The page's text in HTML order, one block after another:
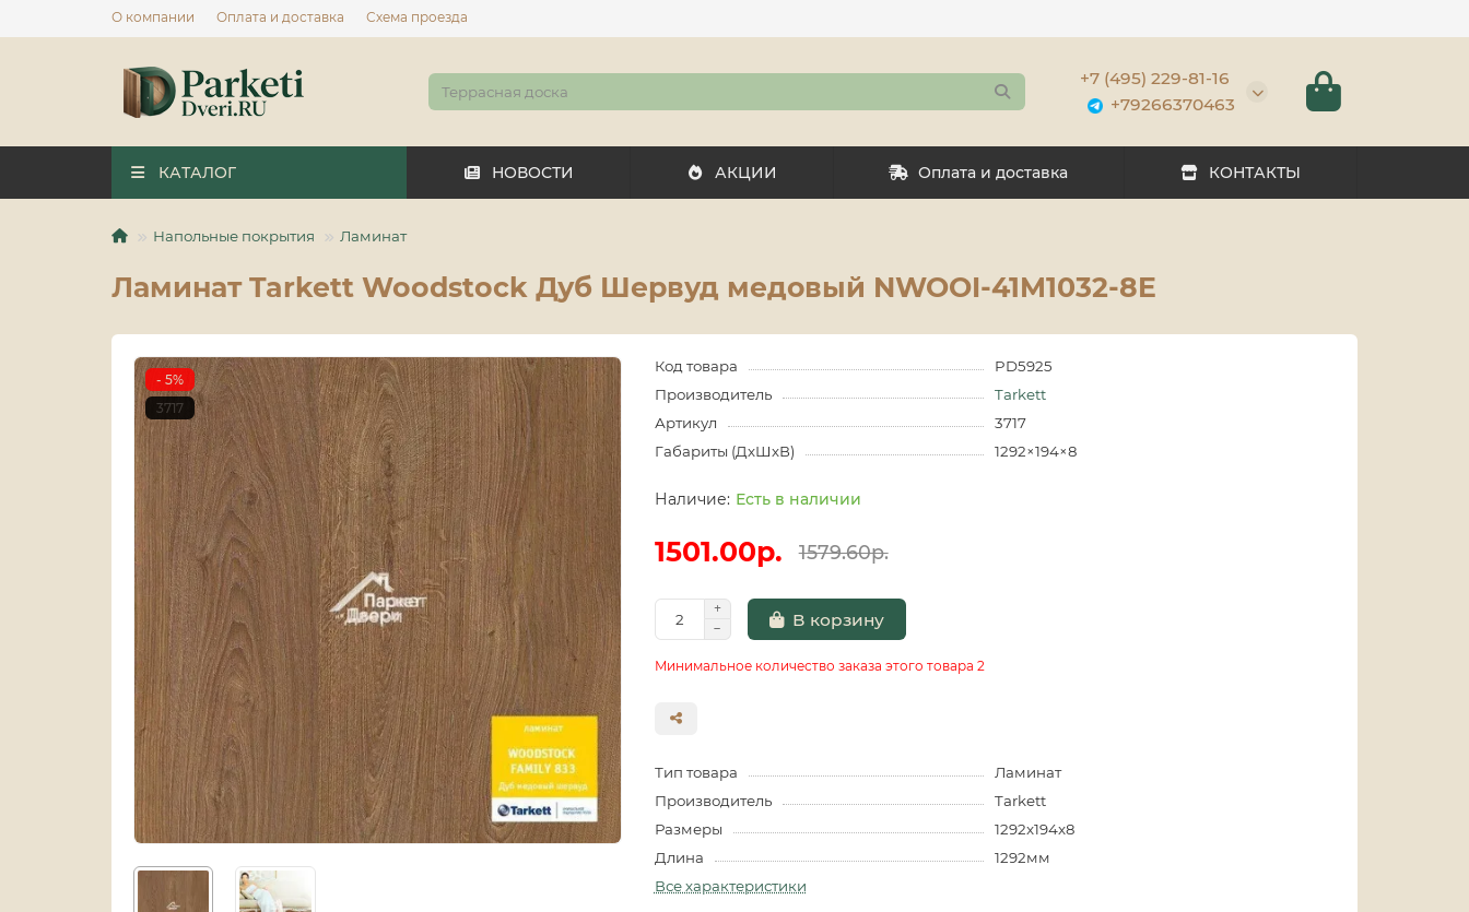
О компании Оплата и доставка Схема проезда
+7 (495) 229-81-16
+79266370463
КАТАЛОГ НОВОСТИ АКЦИИ Оплата и доставка КОНТАКТЫ
Напольные покрытия Ламинат
Ламинат Tarkett Woodstock Дуб Шервуд медовый NWOOI-41M1032-8E
- 5%
3717
Код товара
PD5925
Производитель
Tarkett
Артикул
3717
Габариты (ДхШхВ)
1292×194×8
Есть в наличии
1501.00р. 1579.60р.
В корзину
Минимальное количество заказа этого товара 2
Тип товара
Ламинат
Производитель
Tarkett
Размеры
1292x194x8
Длина
1292мм
Все характеристики